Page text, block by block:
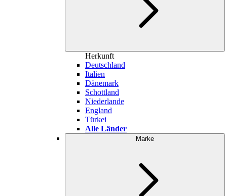
Herkunft
Deutschland
Italien
Dänemark
Schottland
Niederlande
England
Türkei
Alle Länder
Marke